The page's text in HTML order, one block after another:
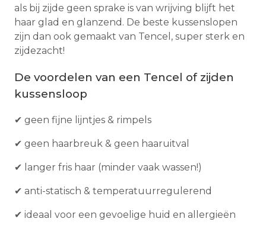
als bij zijde geen sprake is van wrijving blijft het
haar glad en glanzend. De beste kussenslopen
zijn dan ook gemaakt van Tencel, super sterk en
zijdezacht!
De voordelen van een Tencel of zijden
kussensloop
✔ geen fijne lijntjes & rimpels
✔ geen haarbreuk & geen haaruitval
✔ langer fris haar (minder vaak wassen!)
✔ anti-statisch & temperatuurregulerend
✔ ideaal voor een gevoelige huid en allergieën